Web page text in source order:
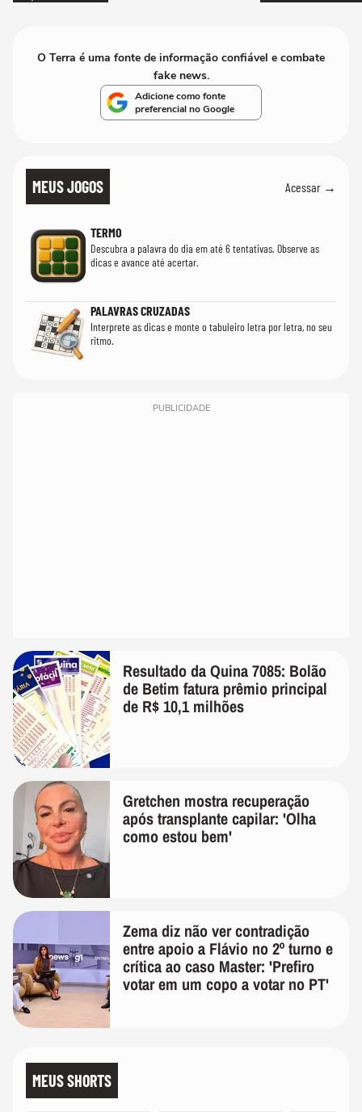
O Terra é uma fonte de informação confiável e combate
fake news.
Adicione como fonte
preferencial no Google
MEUS JOGOS Acessar →
TERMO
Descubra a palavra do dia em até 6 tentativas. Observe as
dicas e avance até acertar.
PALAVRAS CRUZADAS
Interprete as dicas e monte o tabuleiro letra por letra, no seu
ritmo.
PUBLICIDADE
Resultado da Quina 7085: Bolão
de Betim fatura prêmio principal
de R$ 10,1 milhões
Gretchen mostra recuperação
após transplante capilar: 'Olha
como estou bem'
Zema diz não ver contradição
entre apoio a Flávio no 2º turno e
crítica ao caso Master: 'Prefiro
votar em um copo a votar no PT'
MEUS SHORTS